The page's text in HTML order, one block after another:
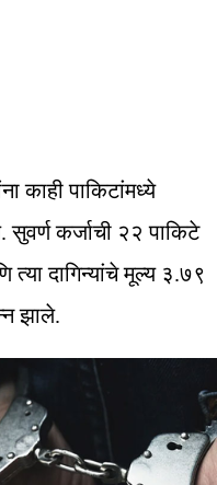
काही पाकिटांमध्ये
कर्जाची २२ पाकिटे
त्या दागिन्यांचे मूल्य ३.७९
झाले.